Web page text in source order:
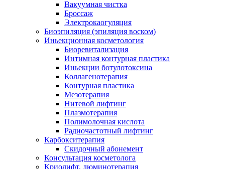
Вакуумная чистка
Броссаж
Электрокаогуляция
Биоэпиляция (эпиляция воском)
Иньекционная косметология
Биоревитализация
Интимная контурная пластика
Иньекции ботулотоксина
Коллагенотерапия
Контурная пластика
Мезотерапия
Нитевой лифтинг
Плазмотерапия
Полимолочная кислота
Радиочастотный лифтинг
Карбокситерапия
Скидочный абонемент
Консультация косметолога
Криолифт, люминотерапия